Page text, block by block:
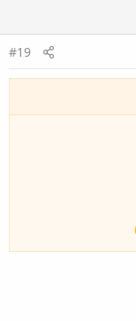
#19